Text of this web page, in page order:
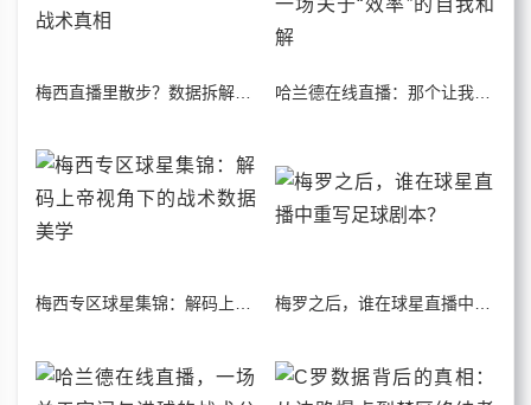
哈兰德在线直播：那个让我关掉电视的夜晚，和一场关于“效率”的自我和解